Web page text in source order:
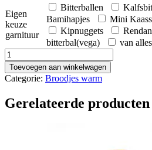
Eigen
keuze
garnituur
Bitterballen
Bamihapjes
Mini
Kipnuggets
bitterbal(vega)
van
Broodje
Bal
aantal
Toevoegen aan winkelwagen
Categorie: Broodjes warm
Gerelateerde producten